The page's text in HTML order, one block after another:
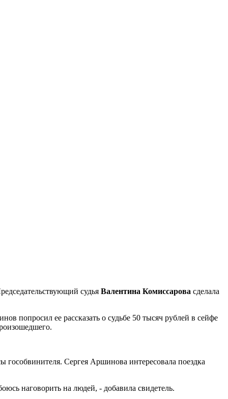
судья Валентина Комиссарова сделала
попросил ее рассказать о судьбе 50 тысяч рублей в сейфе
гособвинителя. Сергея Аршинова интересовала поездка
наговорить на людей, - добавила свидетель.